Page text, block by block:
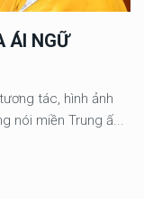
ÁI NGỮ
tác, hình ảnh
nói miền Trung ấ...